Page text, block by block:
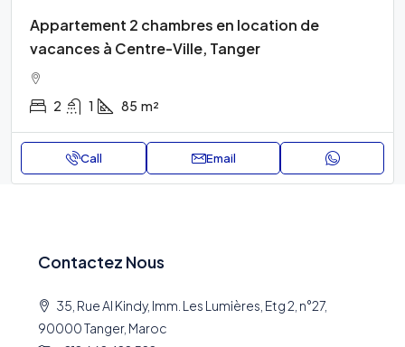
Appartement 2 chambres en location de
vacances à Centre-Ville, Tanger
2 1 85 m²
Call Email
Contactez Nous
35, Rue Al Kindy, Imm. Les Lumières, Etg 2, n°27,
90000 Tanger, Maroc